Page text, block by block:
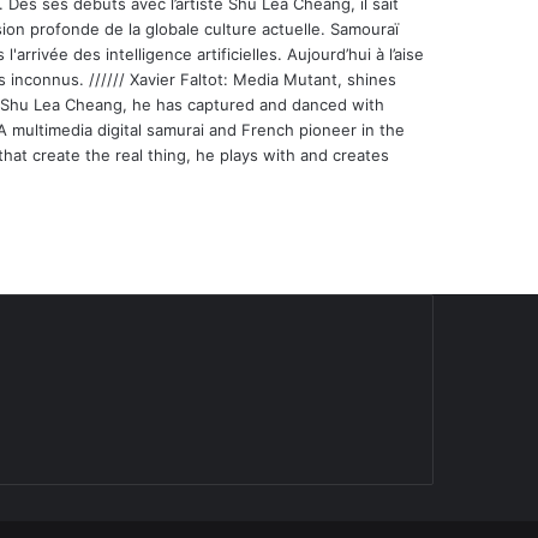
profonde de la globale culture actuelle. Samouraï
des intelligence artificielles. Aujourd’hui à l’aise
inconnus. ////// Xavier Faltot: Media Mutant, shines
Lea Cheang, he has captured and danced with
digital samurai and French pioneer in the
create the real thing, he plays with and creates